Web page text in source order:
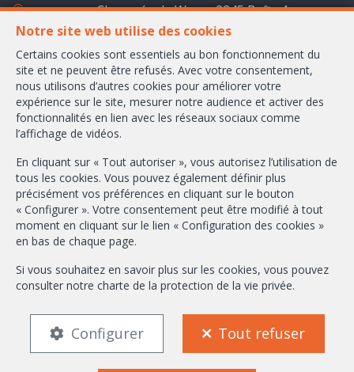
Notre site web utilise des cookies
Certains cookies sont essentiels au bon fonctionnement du
site et ne peuvent être refusés. Avec votre consentement,
nous utilisons d’autres cookies pour améliorer votre
expérience sur le site, mesurer notre audience et activer des
fonctionnalités en lien avec les réseaux sociaux comme
l’affichage de vidéos.
En cliquant sur « Tout autoriser », vous autorisez l’utilisation de
tous les cookies. Vous pouvez également définir plus
précisément vos préférences en cliquant sur le bouton
« Configurer ». Votre consentement peut être modifié à tout
moment en cliquant sur le lien « Configuration des cookies »
en bas de chaque page.
Si vous souhaitez en savoir plus sur les cookies, vous pouvez
consulter notre charte de la protection de la vie privée.
Configurer Tout refuser
Chaussée de Wavre 2245 Boîte 1
1160 Bruxelles
+32-2/658.24.52
info@ambbroker.be
Agent immobilier intermédiaire agréé IPI sous le numéro 503.610 en
Instance de contrôle: Institut professionnel des agents immobiliers, rue
du Luxembourg 16B, 1000 Bruxelles (+32 2 505 38 50 - info@ipi.be) -
Soumis aucode déontologique de l’ IPI
RC professionnelle et cautionnement via AXA Belgium SA, Place du Trône
1, 1000 Bruxelles – police n° 730.390.160. Couverture valable pour les
Conditions générales d'utilisation du site
Configuration des cookies